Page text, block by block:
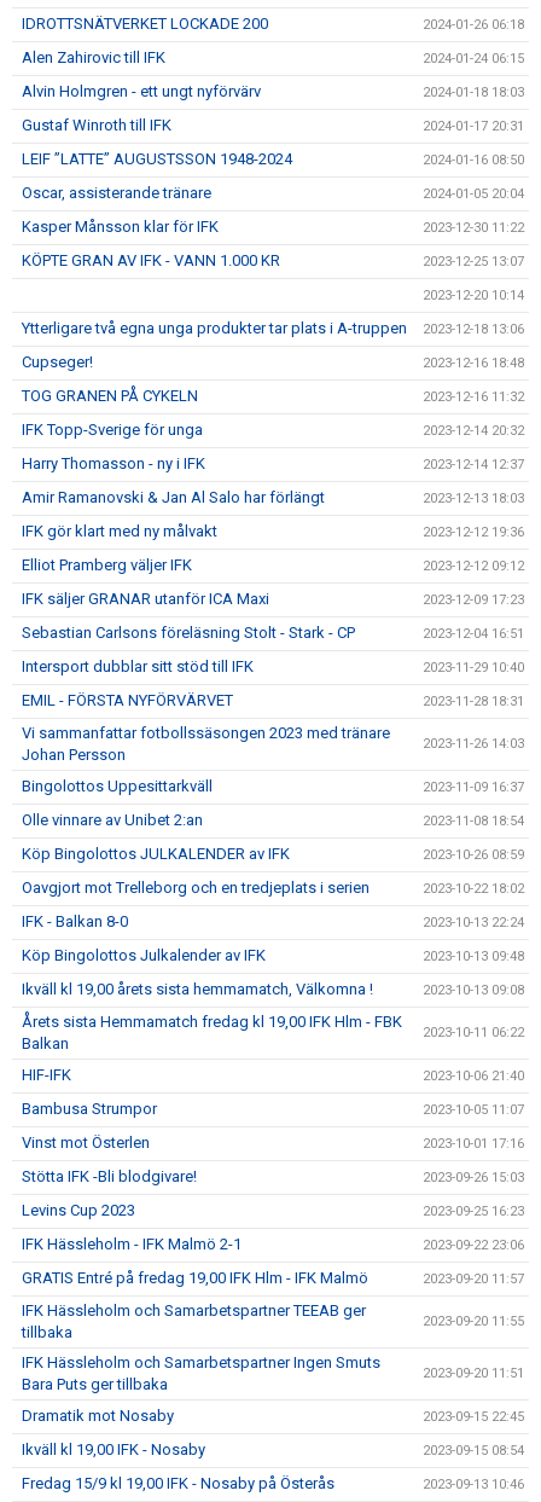
IDROTTSNÄTVERKET LOCKADE 200 2024-01-26 06:18
Alen Zahirovic till IFK 2024-01-24 06:15
Alvin Holmgren - ett ungt nyförvärv 2024-01-18 18:03
Gustaf Winroth till IFK 2024-01-17 20:31
LEIF ”LATTE” AUGUSTSSON 1948-2024 2024-01-16 08:50
Oscar, assisterande tränare 2024-01-05 20:04
Kasper Månsson klar för IFK 2023-12-30 11:22
KÖPTE GRAN AV IFK - VANN 1.000 KR 2023-12-25 13:07
2023-12-20 10:14
Ytterligare två egna unga produkter tar plats i A-truppen 2023-12-18 13:06
Cupseger! 2023-12-16 18:48
TOG GRANEN PÅ CYKELN 2023-12-16 11:32
IFK Topp-Sverige för unga 2023-12-14 20:32
Harry Thomasson - ny i IFK 2023-12-14 12:37
Amir Ramanovski & Jan Al Salo har förlängt 2023-12-13 18:03
IFK gör klart med ny målvakt 2023-12-12 19:36
Elliot Pramberg väljer IFK 2023-12-12 09:12
IFK säljer GRANAR utanför ICA Maxi 2023-12-09 17:23
Sebastian Carlsons föreläsning Stolt - Stark - CP 2023-12-04 16:51
Intersport dubblar sitt stöd till IFK 2023-11-29 10:40
EMIL - FÖRSTA NYFÖRVÄRVET 2023-11-28 18:31
Vi sammanfattar fotbollssäsongen 2023 med tränare
Johan Persson
2023-11-26 14:03
Bingolottos Uppesittarkväll 2023-11-09 16:37
Olle vinnare av Unibet 2:an 2023-11-08 18:54
Köp Bingolottos JULKALENDER av IFK 2023-10-26 08:59
Oavgjort mot Trelleborg och en tredjeplats i serien 2023-10-22 18:02
IFK - Balkan 8-0 2023-10-13 22:24
Köp Bingolottos Julkalender av IFK 2023-10-13 09:48
Ikväll kl 19,00 årets sista hemmamatch, Välkomna ! 2023-10-13 09:08
Årets sista Hemmamatch fredag kl 19,00 IFK Hlm - FBK
Balkan
2023-10-11 06:22
HIF-IFK 2023-10-06 21:40
Bambusa Strumpor 2023-10-05 11:07
Vinst mot Österlen 2023-10-01 17:16
Stötta IFK -Bli blodgivare! 2023-09-26 15:03
Levins Cup 2023 2023-09-25 16:23
IFK Hässleholm - IFK Malmö 2-1 2023-09-22 23:06
GRATIS Entré på fredag 19,00 IFK Hlm - IFK Malmö 2023-09-20 11:57
IFK Hässleholm och Samarbetspartner TEEAB ger
tillbaka
2023-09-20 11:55
IFK Hässleholm och Samarbetspartner Ingen Smuts
Bara Puts ger tillbaka
2023-09-20 11:51
Dramatik mot Nosaby 2023-09-15 22:45
Ikväll kl 19,00 IFK - Nosaby 2023-09-15 08:54
Fredag 15/9 kl 19,00 IFK - Nosaby på Österås 2023-09-13 10:46